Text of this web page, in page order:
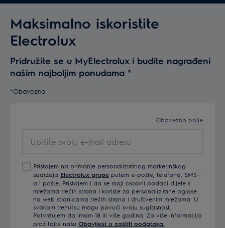
Maksimalno iskoristite
Electrolux
Pridružite se u MyElectrolux i budite nagrađeni
našim najboljim ponudama *
*Obavezno
Obavezno polje
svoju
mail
adresu
Pristajem na primanje personaliziranog marketinškog
sadržaja Electrolux grupe putem e-pošte, telefona, SMS-
a i pošte. Pristajem i da se moji osobni podaci dijele s
mrežama trećih strana i koriste za personalizirane oglase
na web stranicama trećih strana i društvenim mrežama. U
svakom trenutku mogu povući svoju suglasnost.
Potvrđujem da imam 18 ili više godina. Za više informacija
pročitajte našu Obavijest o zaštiti podataka.